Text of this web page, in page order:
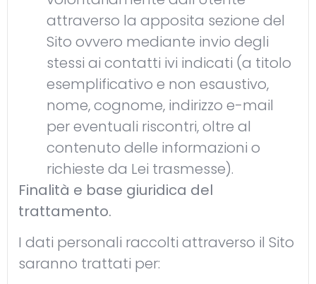
attraverso la apposita sezione del
Sito ovvero mediante invio degli
stessi ai contatti ivi indicati (a titolo
esemplificativo e non esaustivo,
nome, cognome, indirizzo e-mail
per eventuali riscontri, oltre al
contenuto delle informazioni o
richieste da Lei trasmesse).
Finalità e base giuridica del
trattamento.
I dati personali raccolti attraverso il Sito
saranno trattati per: